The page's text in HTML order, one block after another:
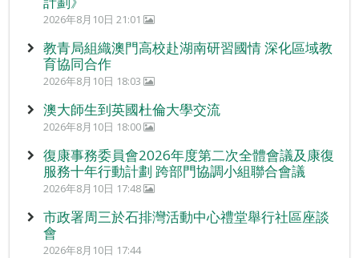
2026年8月10日 21:01
教青局組織澳門高校赴湖南研習國情 深化區域教
育協同合作
2026年8月10日 18:03
澳大師生到英國杜倫大學交流
2026年8月10日 18:00
復康事務委員會2026年度第二次全體會議及康復
服務十年行動計劃 跨部門協調小組聯合會議
2026年8月10日 17:48
市政署周三於石排灣活動中心禮堂舉行社區座談
會
2026年8月10日 17:44